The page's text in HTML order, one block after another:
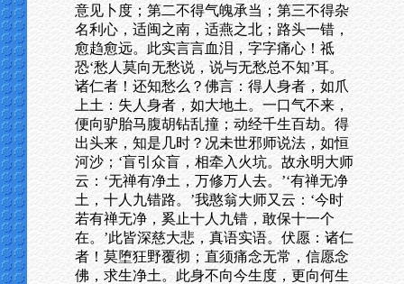
意见卜度；第二不得气魄承当；第三不得杂
名利心，适闽之南，适燕之北；路头一错，
愈趋愈远。此实言言血泪，字字痛心！祗
恐‘愁人莫向无愁说，说与无愁总不知’耳。
诸仁者！还知愁么？佛言：得人身者，如爪
上土：失人身者，如大地土。一口气不来，
便向驴胎马腹胡钻乱撞；动经千生百劫。得
出头来，知是几时？况未世邪师说法，如恒
河沙；‘盲引众盲，相牵入火坑。故永明大师
云：‘无禅有净土，万修万人去。’‘有禅无净
土，十人九错路。’我憨翁大师又云：‘今时
若有禅无净，奚止十人九错，敢保十一个
在。’此皆深慈大悲，真语实语。伏愿：诸仁
者！莫堕狂野覆彻；直须痛念无常，信愿念
佛，求生净土。此身不向今生度，更向何生